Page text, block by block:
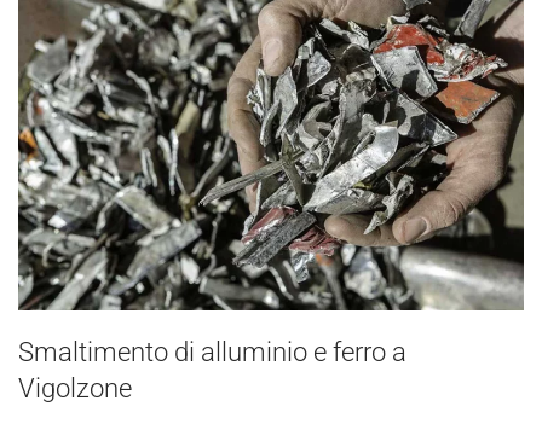
Smaltimento di alluminio e ferro a
Vigolzone